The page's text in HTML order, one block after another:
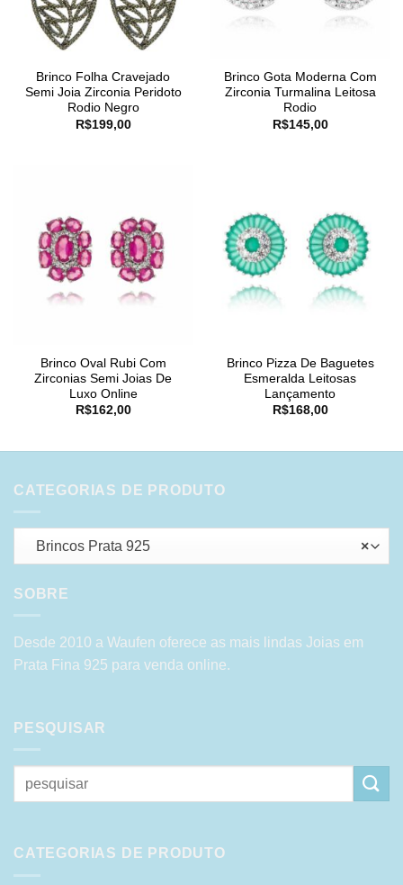
Brinco Folha Cravejado
Semi Joia Zirconia Peridoto
Rodio Negro
R$199,00
Brinco Gota Moderna Com
Zirconia Turmalina Leitosa
Rodio
R$145,00
Brinco Oval Rubi Com
Zirconias Semi Joias De
Luxo Online
R$162,00
Brinco Pizza De Baguetes
Esmeralda Leitosas
Lançamento
R$168,00
CATEGORIAS DE PRODUTO
×
Brincos Prata 925
SOBRE
Desde 2010 a Waufen oferece as mais lindas Joias em
Prata Fina 925 para venda online.
PESQUISAR
Pesquisar
por:
CATEGORIAS DE PRODUTO